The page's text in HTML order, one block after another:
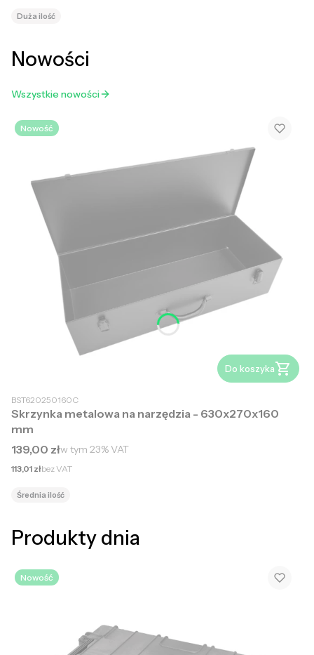
Duża ilość
Nowości
Wszystkie nowości
Nowość
Do koszyka
BST620250160C
Skrzynka metalowa na narzędzia - 630x270x160
mm
Cena brutto
139,00 złw tym 23%VAT
Cena netto
113,01 złbez VAT
Średnia ilość
Produkty dnia
Nowość